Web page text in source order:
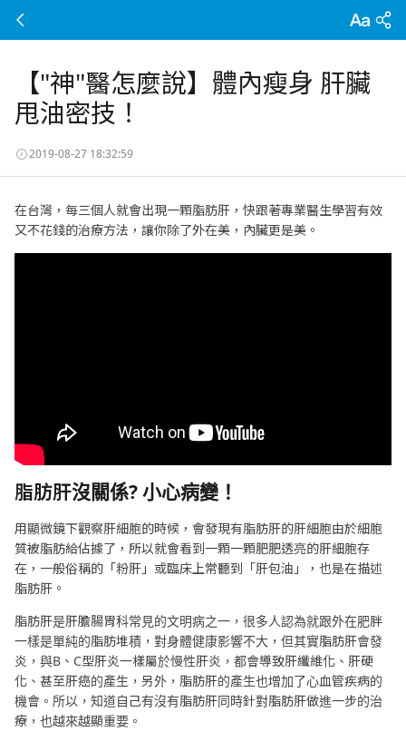
【"神"醫怎麼說】體內瘦身 肝臟
甩油密技！
2019-08-27 18:32:59
在台灣，每三個人就會出現一顆脂肪肝，快跟著專業醫生學習有效
又不花錢的治療方法，讓你除了外在美，內臟更是美。
脂肪肝沒關係?小心病變！
用顯微鏡下觀察肝細胞的時候，會發現有脂肪肝的肝細胞由於細胞
質被脂肪給佔據了，所以就會看到一顆一顆肥肥透亮的肝細胞存
在，一般俗稱的「粉肝」或臨床上常聽到「肝包油」，也是在描述
脂肪肝。
脂肪肝是肝膽腸胃科常見的文明病之一，很多人認為就跟外在肥胖
一樣是單純的脂肪堆積，對身體健康影響不大，但其實脂肪肝會發
炎，與B、C型肝炎一樣屬於慢性肝炎，都會導致肝纖維化、肝硬
化、甚至肝癌的產生，另外，脂肪肝的產生也增加了心血管疾病的
機會。所以，知道自己有沒有脂肪肝同時針對脂肪肝做進一步的治
療，也越來越顯重要。